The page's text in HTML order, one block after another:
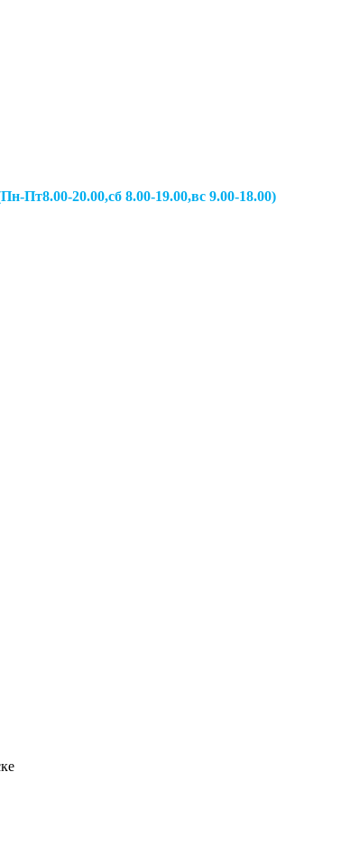
8.00-19.00,вс 9.00-18.00)